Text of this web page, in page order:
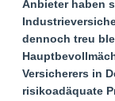
Anbieter haben
dennoch treu
Versicherers in
risikoadäquate